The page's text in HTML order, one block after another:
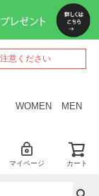
意ください
WOMEN MEN
マイページ カート
ペー
ジト
ップ
へ